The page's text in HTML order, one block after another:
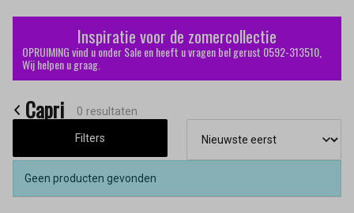
Capri
Keskusta
Inspiratie voor de zomercollectie
OPRUIMING vind u onder Sale en heeft u vragen bel gerust 0592-313510,
Wij helpen u graag.
Capri 0 resultaten
Filters
Geen producten gevonden